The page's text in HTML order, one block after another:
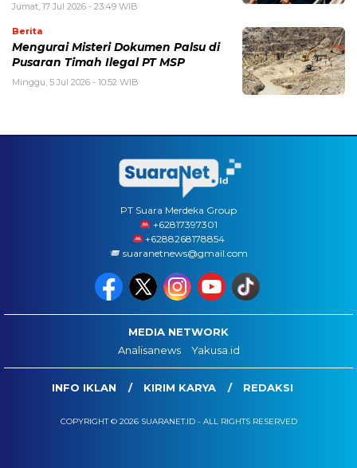
Jumat, 17 Jul 2026 - 23:49 WIB
Berita
Mengurai Misteri Dokumen Palsu di
Pusaran Timah Ilegal PT MSP
Minggu, 5 Jul 2026 - 10:52 WIB
PT Suara Merdeka Group
‪+62817397301
+6288268178854
suaranetnews@gmail.com
MEDIA NETWORK
Analisanews
Yakusa.id
INFO IKLAN KIRIM KARYA REDAKSI
COPYRIGHT © 2026 SUARANET.ID - ALL RIGHTS RESERVED